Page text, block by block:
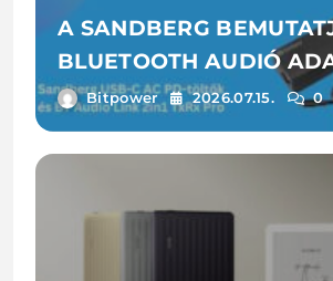
A SANDBERG
BLUETOOTH AUDIÓ
ÉS LAPTOPTÖLTŐIT
Bitpower 2026.07.15. 0